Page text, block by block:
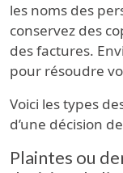
les noms des
conservez des
des factures.
pour résoudre
Voici les types
d’une décision
Plaintes ou